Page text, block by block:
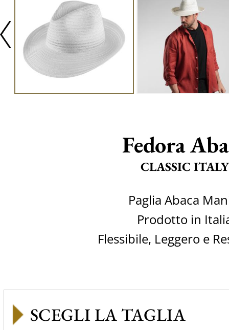
Fedora
CLASSIC ITALY
Paglia Abaca
Prodotto in
Flessibile, Leggero e